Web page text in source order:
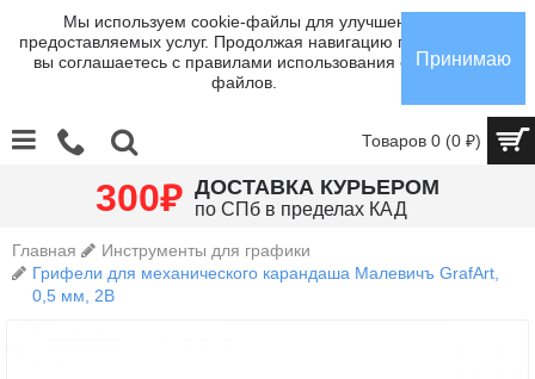
Мы используем cookie-файлы для улучшения
предоставляемых услуг. Продолжая навигацию по сайту,
вы соглашаетесь с правилами использования cookie-
файлов.
Принимаю
Товаров 0 (0 ₽)
300₽ ДОСТАВКА КУРЬЕРОМ
по СПб в пределах КАД
Главная
Инструменты для графики
Грифели для механического карандаша Малевичъ GrafArt,
0,5 мм, 2B